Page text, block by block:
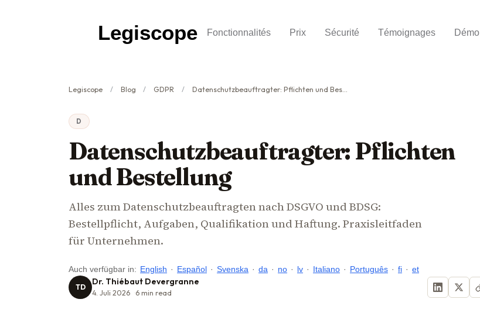
Legiscope Fonctionnalités Prix Sécurité Témoignages Démo
Legiscope Blog GDPR Datenschutzbeauftragter: Pflichten und Bestellung
D
Datenschutzbeauftragter: Pflichten
und Bestellung
Alles zum Datenschutzbeauftragten nach DSGVO und BDSG:
Bestellpflicht, Aufgaben, Qualifikation und Haftung. Praxisleitfaden
für Unternehmen.
Auch verfügbar in: English · Español · Svenska · da · no · lv · Italiano · Português · fi · et
TD Dr. Thiébaut Devergranne
4. Juli 2026 6 min read